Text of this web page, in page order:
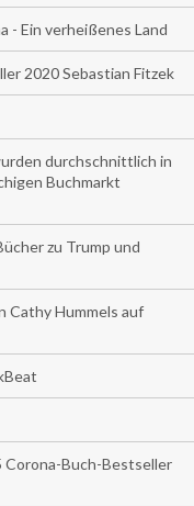
- Ein verheißenes Land
2020 Sebastian Fitzek
durchschnittlich in
Buchmarkt
zu Trump und
Cathy Hummels auf
Corona-Buch-Bestseller